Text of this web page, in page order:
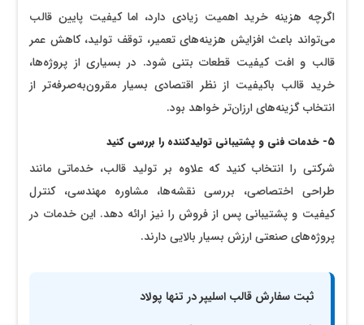
اگرچه هزینه خرید اهمیت زیادی دارد، اما کیفیت پایین قالب
می‌تواند باعث افزایش هزینه‌های تعمیر، توقف تولید، کاهش عمر
قالب و افت کیفیت قطعات بتنی شود. در بسیاری از پروژه‌ها،
خرید قالب باکیفیت از نظر اقتصادی بسیار مقرون‌به‌صرفه‌تر از
انتخاب گزینه‌های ارزان‌تر خواهد بود.
۵- خدمات فنی و پشتیبانی تولیدکننده را بررسی کنید
شرکتی را انتخاب کنید که علاوه بر تولید قالب، خدماتی مانند
طراحی اختصاصی، بررسی نقشه‌ها، مشاوره مهندسی، کنترل
کیفیت و پشتیبانی پس از فروش را نیز ارائه دهد. این خدمات در
پروژه‌های صنعتی ارزش بسیار بالایی دارند.
ثبت سفارش قالب اسلیپر در تنها پولاد